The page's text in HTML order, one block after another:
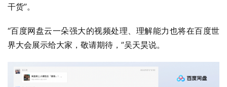
干货”。
“百度网盘云一朵强大的视频处理、理解能力也将在百度世
界大会展示给大家，敬请期待，”吴天昊说。